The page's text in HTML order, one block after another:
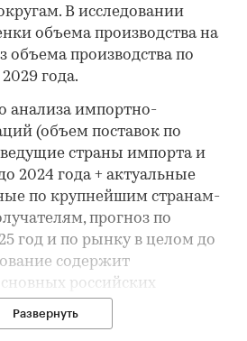
В исследовании
объема производства на
объема производства по
года.
анализа импортно-
(объем поставок по
страны импорта и
2024 года + актуальные
по крупнейшим странам-
прогноз по
год и по рынку в целом до
содержит
российских
для ароматизации и
Развернуть